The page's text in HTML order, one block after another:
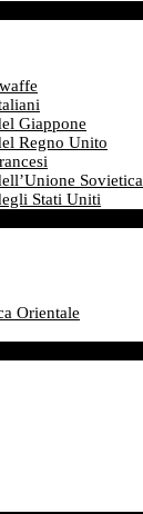
Giappone
Regno Unito
Sovietica
Stati Uniti
Orientale